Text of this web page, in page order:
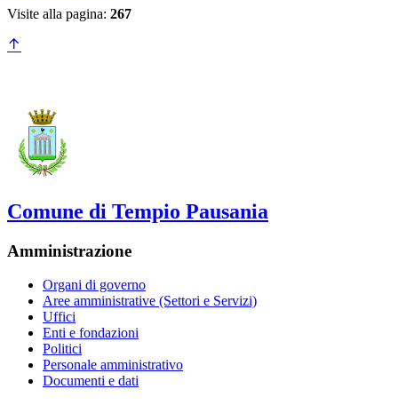
Visite alla pagina: 267
Comune di Tempio Pausania
Amministrazione
Organi di governo
Aree amministrative (Settori e Servizi)
Uffici
Enti e fondazioni
Politici
Personale amministrativo
Documenti e dati